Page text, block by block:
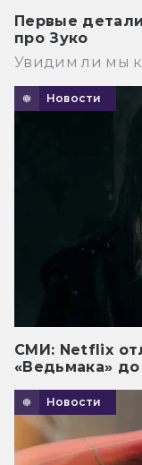
Первые
про Зуко
Увидим ли мы
Новости
СМИ: Netflix
«Ведьмака»
Новости